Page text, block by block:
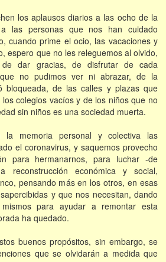
los aplausos diarios a las ocho de la
las personas que nos han cuidado
cuando prime el ocio, las vacaciones y
espero que no les releguemos al olvido,
de dar gracias, de disfrutar de cada
no pudimos ver ni abrazar, de la
bloqueada, de las calles y plazas que
colegios vacíos y de los niños que no
sin niños es una sociedad muerta.
la memoria personal y colectiva las
el coronavirus, y saquemos provecho
para hermanarnos, para luchar -de
reconstrucción económica y social,
pensando más en los otros, en esas
y que nos necesitan, dando
para ayudar a remontar esta
ha quedado.
buenos propósitos, sin embargo, se
que se olvidarán a medida que